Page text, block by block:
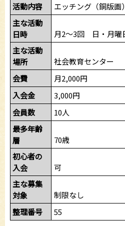
活動内容
エッチング（銅版画）
主な活動
日時
月2～3回 日・月曜
主な活動
場所
社会教育センター
会費
月2,000円
入会金
3,000円
会員数
10人
最多年齢
層
70歳
初心者の
入会
可
主な募集
対象
制限なし
整理番号
55